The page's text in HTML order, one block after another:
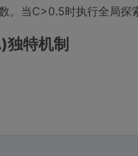
。当C>0.5时执行全局探
特机制